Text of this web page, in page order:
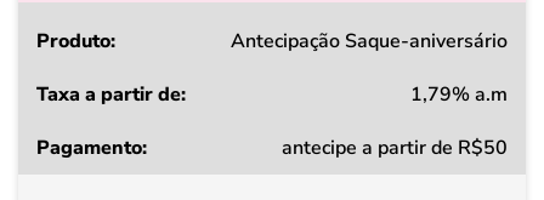
Produto
a
Antecipação Saque-aniversário
1,79% a.m
antecipe a partir de R$50